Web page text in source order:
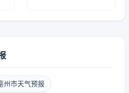
州市天气预报